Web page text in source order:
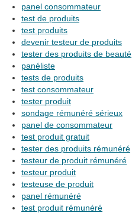
panel consommateur
test de produits
test produits
devenir testeur de produits
tester des produits de beauté
panéliste
tests de produits
test consommateur
tester produit
sondage rémunéré sérieux
panel de consommateur
test produit gratuit
tester des produits rémunéré
testeur de produit rémunéré
testeur produit
testeuse de produit
panel rémunéré
test produit rémunéré